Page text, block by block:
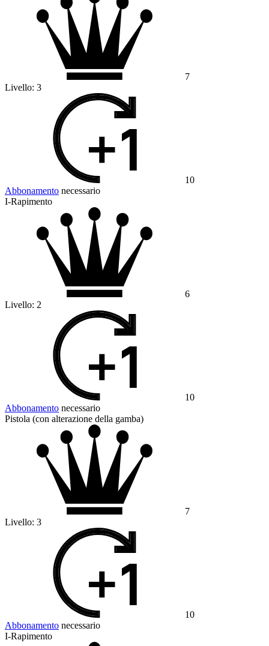
7
Livello: 3
10
Abbonamento necessario
I-Rapimento
6
Livello: 2
10
Abbonamento necessario
Pistola (con alterazione della gamba)
7
Livello: 3
10
Abbonamento necessario
I-Rapimento